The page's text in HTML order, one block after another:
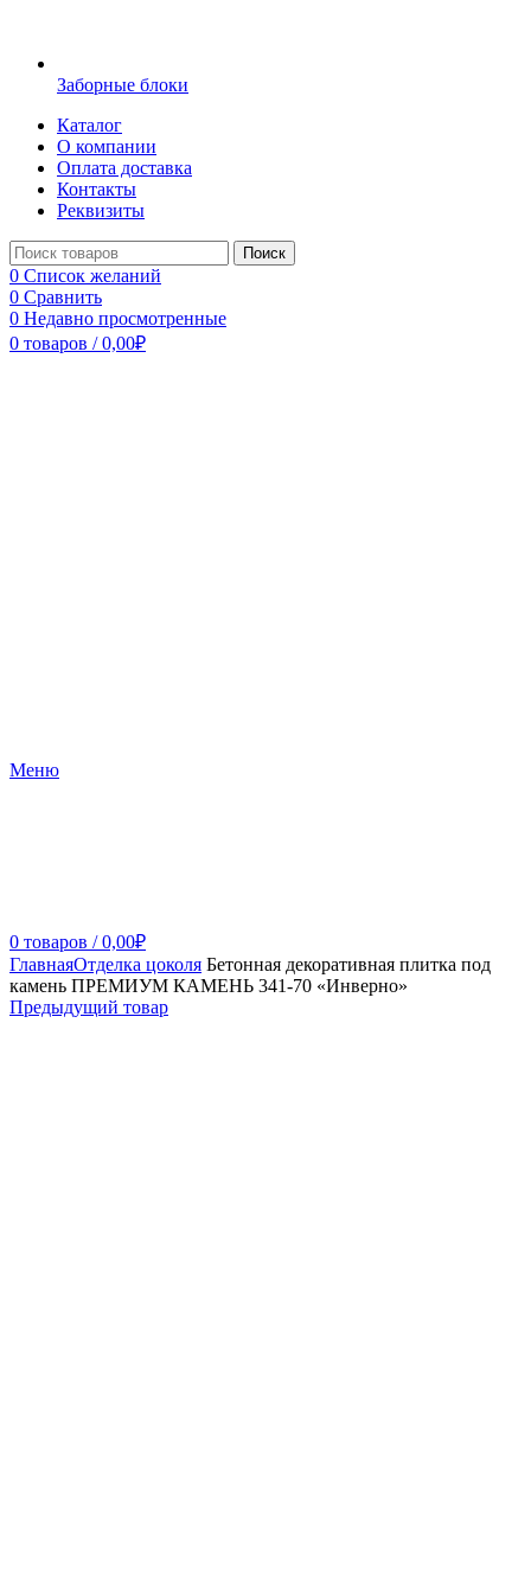
Заборные блоки
Каталог
О компании
Оплата доставка
Контакты
Реквизиты
Поиск
0 Список желаний
0 Сравнить
0 Недавно просмотренные
0 товаров / 0,00₽
Меню
0 товаров / 0,00₽
ГлавнаяОтделка цоколя Бетонная декоративная плитка под
камень ПРЕМИУМ КАМЕНЬ 341-70 «Инверно»
Предыдущий товар